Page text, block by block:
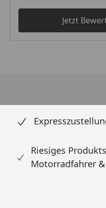
Jetzt
Riesiges
Motorradfahrer